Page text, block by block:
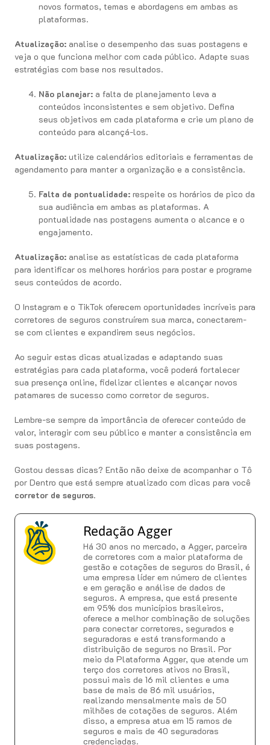
novos formatos, temas e abordagens em ambas as
plataformas.
Atualização: analise o desempenho das suas postagens e
veja o que funciona melhor com cada público. Adapte suas
estratégias com base nos resultados.
Não planejar: a falta de planejamento leva a
conteúdos inconsistentes e sem objetivo. Defina
seus objetivos em cada plataforma e crie um plano de
conteúdo para alcançá-los.
Atualização: utilize calendários editoriais e ferramentas de
agendamento para manter a organização e a consistência.
Falta de pontualidade: respeite os horários de pico da
sua audiência em ambas as plataformas. A
pontualidade nas postagens aumenta o alcance e o
engajamento.
Atualização: analise as estatísticas de cada plataforma
para identificar os melhores horários para postar e programe
seus conteúdos de acordo.
O Instagram e o TikTok oferecem oportunidades incríveis para
corretores de seguros construírem sua marca, conectarem-
se com clientes e expandirem seus negócios.
Ao seguir estas dicas atualizadas e adaptando suas
estratégias para cada plataforma, você poderá fortalecer
sua presença online, fidelizar clientes e alcançar novos
patamares de sucesso como corretor de seguros.
Lembre-se sempre da importância de oferecer conteúdo de
valor, interagir com seu público e manter a consistência em
suas postagens.
Gostou dessas dicas? Então não deixe de acompanhar o Tô
por Dentro que está sempre atualizado com dicas para você
corretor de seguros.
Redação Agger
Há 30 anos no mercado, a Agger, parceira
de corretores com a maior plataforma de
gestão e cotações de seguros do Brasil, é
uma empresa líder em número de clientes
e em geração e análise de dados de
seguros. A empresa, que está presente
em 95% dos municípios brasileiros,
oferece a melhor combinação de soluções
para conectar corretores, segurados e
seguradoras e está transformando a
distribuição de seguros no Brasil. Por
meio da Plataforma Agger, que atende um
terço dos corretores ativos no Brasil,
possui mais de 16 mil clientes e uma
base de mais de 86 mil usuários,
realizando mensalmente mais de 50
milhões de cotações de seguros. Além
disso, a empresa atua em 15 ramos de
seguros e mais de 40 seguradoras
credenciadas.